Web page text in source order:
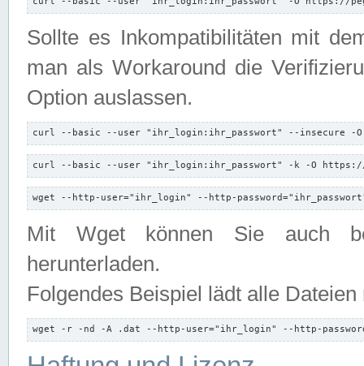
Sollte es Inkompatibilitäten mit
man als Workaround die
Option auslassen.
curl --basic --user "ihr_login:ihr_passwort" --insecure -
curl --basic --user "ihr_login:ihr_passwort" -k -O
wget --http-user="ihr_login" --http-
Mit Wget können Sie auch
herunterladen.
Folgendes Beispiel lädt alle
wget -r -nd -A .dat --http-user="ihr_login" --http-